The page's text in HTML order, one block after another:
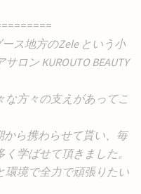
ス地方のZele という小
ロン KUROUTO BEAUTY
な方々の支えがあってこ
から携わらせて貰い、毎
学ばせて頂きました。
環境で全力で頑張りたい